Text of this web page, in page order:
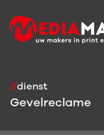
//dienst
Gevelreclame